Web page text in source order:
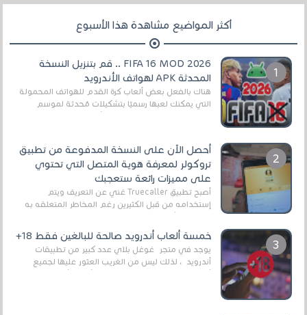
أكثر المواضيع مشاهدة هذا الأسبوع
FIFA 16 MOD 2026 .. قم بتنزيل النسخة
المحدثة APK لهواتف الأندرويد
هناك بالفعل بعض ألعاب كرة القدم للهواتف المحمولة
التي يمكنك لعبها رسميًا بتشكيلات مُحدثة لموسم
أحصل الآن على النسخة المدفوعة من تطبيق
تروكولر لمعرفة هوية المتصل التي تحتوي
على مميزات رائعة ستعجبك
أصبح تطبيق Truecaller غني عن التعريف ويتم
إستخدامه من قبل الكثيرين رغم المخاطر المتعلقه به
خمسة ألعاب أندرويد صالحة للبالغين فقط 18+
يوجد في متجر غوغل بلاي عدد كبير من تطبيقات
أندرويد ، لذلك ليس من الغريب العثور عليها لجميع